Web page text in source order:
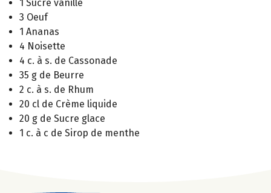
1 Sucre vanillé
3 Oeuf
1 Ananas
4 Noisette
4 c. à s. de Cassonade
35 g de Beurre
2 c. à s. de Rhum
20 cl de Crème liquide
20 g de Sucre glace
1 c. à c de Sirop de menthe